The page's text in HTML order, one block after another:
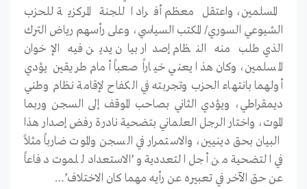
المسلمين، واعتقل معظم أفراد اللجنة المركزية للحزب
الشيوعي السوري/ المكتب السياسي، وعلى رأسهم رياض الترك
الذي طلب منه النظام إصدار بيان يدين فيه الإخوان
المسلمين، وكان هذا يعني خياراً صعباً أمام طريقين يؤدي
أولهما بانتهاء الحزب وتجربته في الكفاح لإقامة نظام وطني
ديمقراطي، ويؤدي الثاني بصاحب الموقف إلى السجن وربما
الموت، واختار الرجل العلماني بتضحية نادرة رفض إصدار هذا
البيان بحق دينيين، والاستمرار في السجن والموت ضارباً مثلاً
في التضحية من أجل التعددية و’الاستعداد للموت دفاعاً
عن حق الآخر في تعبيره عن رأيه مهما كان الاختلاف’…